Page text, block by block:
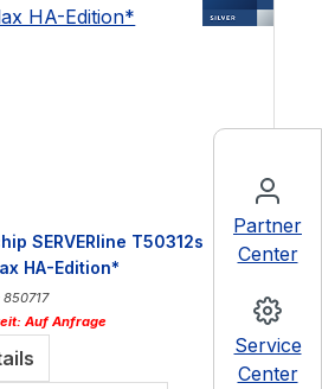
Partner
Center
Service
Center
SERVERline T50312s
HA-Edition*
850717
Auf Anfrage